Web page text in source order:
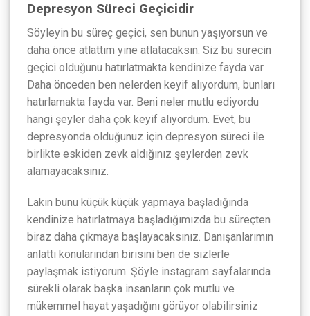
Depresyon Süreci Geçicidir
Söyleyin bu süreç geçici, sen bunun yaşıyorsun ve
daha önce atlattım yine atlatacaksın. Siz bu sürecin
geçici olduğunu hatırlatmakta kendinize fayda var.
Daha önceden ben nelerden keyif alıyordum, bunları
hatırlamakta fayda var. Beni neler mutlu ediyordu
hangi şeyler daha çok keyif alıyordum. Evet, bu
depresyonda olduğunuz için depresyon süreci ile
birlikte eskiden zevk aldığınız şeylerden zevk
alamayacaksınız.
Lakin bunu küçük küçük yapmaya başladığında
kendinize hatırlatmaya başladığımızda bu süreçten
biraz daha çıkmaya başlayacaksınız. Danışanlarımın
anlattı konularından birisini ben de sizlerle
paylaşmak istiyorum. Şöyle instagram sayfalarında
sürekli olarak başka insanların çok mutlu ve
mükemmel hayat yaşadığını görüyor olabilirsiniz